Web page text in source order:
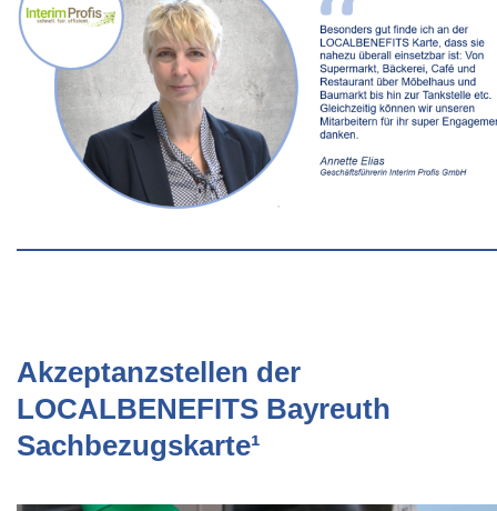
Akzeptanzstellen der
LOCALBENEFITS Bayreuth
Sachbezugskarte¹